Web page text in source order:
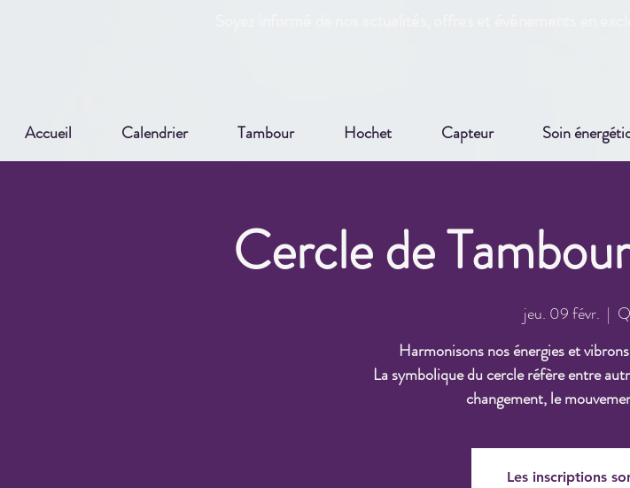
Accueil Calendrier Tambour Hochet Capteur Soin
Cercle de
jeu. 09 févr.
  |
Harmonisons nos énergies et
La symbolique du cercle réfère entre
changement, le
Les inscriptions